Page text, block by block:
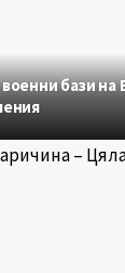
бази на